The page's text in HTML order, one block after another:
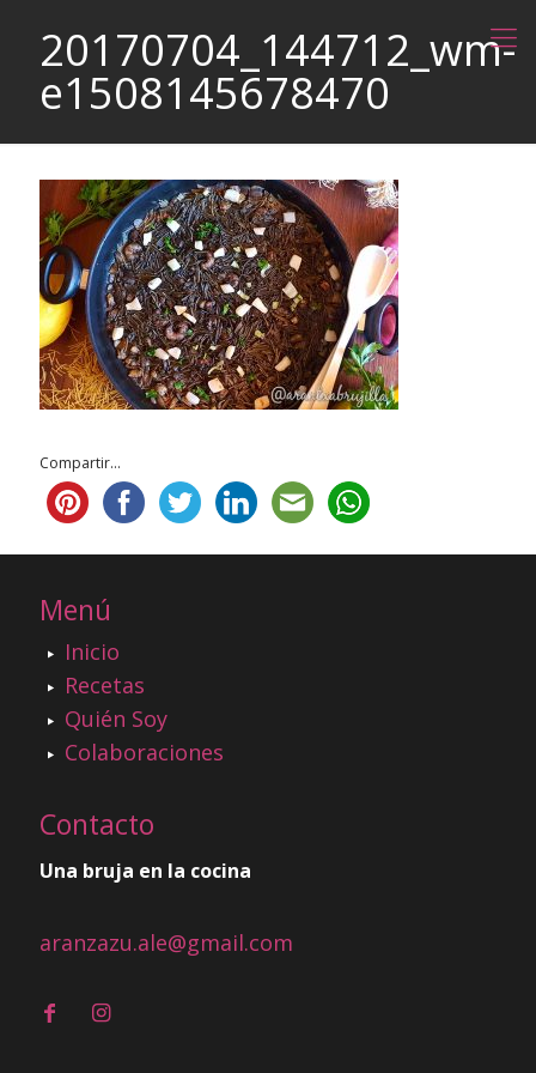
20170704_144712_wm-
e1508145678470
Compartir...
Menú
Inicio
Recetas
Quién Soy
Colaboraciones
Contacto
Una bruja en la cocina
aranzazu.ale@gmail.com